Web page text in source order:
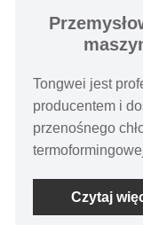
Tongwei jest
producentem i
przenośnego
pojemności od
zaawansowaną
Czytaj